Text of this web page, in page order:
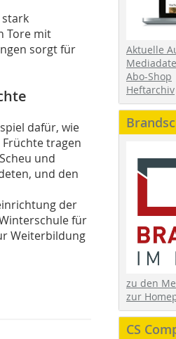
stark
Tore mit
sorgt für
dafür, wie
tragen
und
und den
der
für
Weiterbildung
Aktuelle
Abo-Shop
Heftarchiv
zu den
zur
CS